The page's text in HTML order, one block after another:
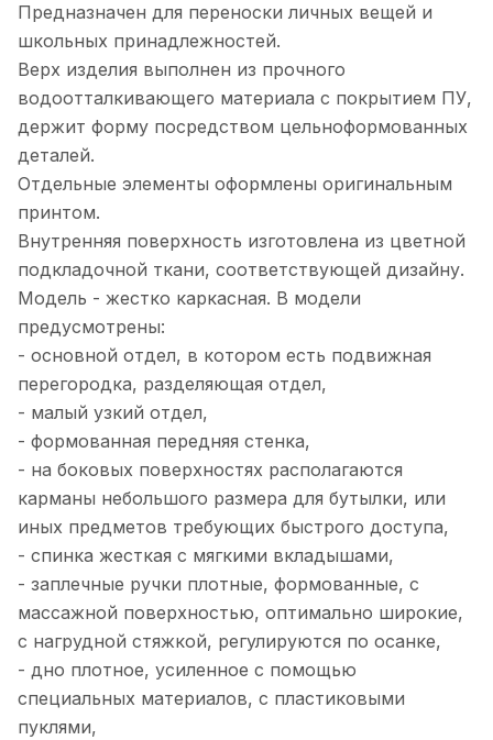
Предназначен для переноски личных вещей и
школьных принадлежностей.
Верх изделия выполнен из прочного
водоотталкивающего материала с покрытием ПУ,
держит форму посредством цельноформованных
деталей.
Отдельные элементы оформлены оригинальным
принтом.
Внутренняя поверхность изготовлена из цветной
подкладочной ткани, соответствующей дизайну.
Модель - жестко каркасная. В модели
предусмотрены:
- основной отдел, в котором есть подвижная
перегородка, разделяющая отдел,
- малый узкий отдел,
- формованная передняя стенка,
- на боковых поверхностях располагаются
карманы небольшого размера для бутылки, или
иных предметов требующих быстрого доступа,
- спинка жесткая с мягкими вкладышами,
- заплечные ручки плотные, формованные, с
массажной поверхностью, оптимально широкие,
с нагрудной стяжкой, регулируются по осанке,
- дно плотное, усиленное с помощью
специальных материалов, с пластиковыми
пуклями,